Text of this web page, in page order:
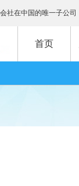
社在中国的唯一子公司
首页